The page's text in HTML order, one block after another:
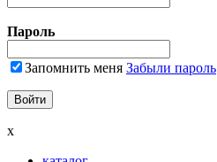
Пароль
Запомнить меня Забыли пароль
x